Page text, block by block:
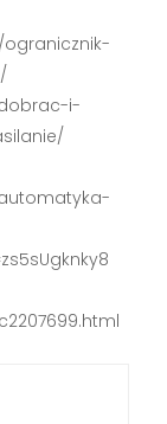
i-